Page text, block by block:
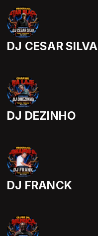
DJ CESAR SILVA
DJ DEZINHO
DJ FRANCK